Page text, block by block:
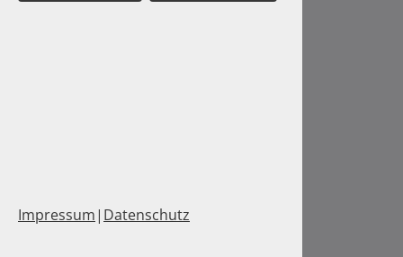
Impressum| Datenschutz